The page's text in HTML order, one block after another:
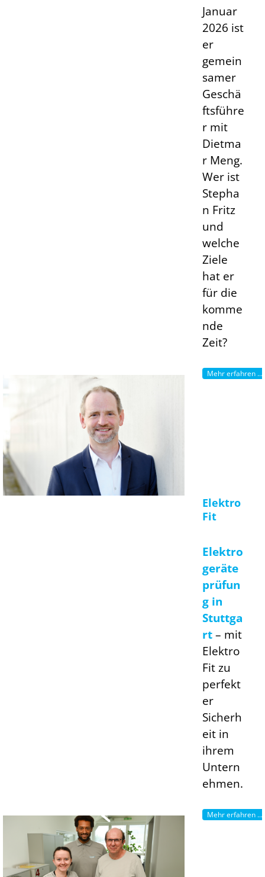
Januar
2026 ist
er
gemein
samer
Geschä
ftsführe
r mit
Dietma
r Meng.
Wer ist
Stepha
n Fritz
und
welche
Ziele
hat er
für die
komme
nde
Zeit?
Mehr erfahren ...
Elektro
Fit
Elektro
geräte
prüfun
g in
Stuttga
rt– mit
Elektro
Fit zu
perfekt
er
Sicherh
eit in
ihrem
Untern
ehmen.
Mehr erfahren ...